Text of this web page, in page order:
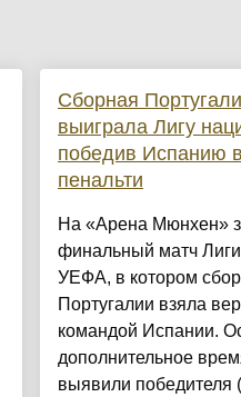
Сборная
выиграла Лигу
победив Испанию
пенальти
На «Арена Мюнхен»
финальный матч
УЕФА, в котором
Португалии взяла
командой Испании.
дополнительное
выявили победителя